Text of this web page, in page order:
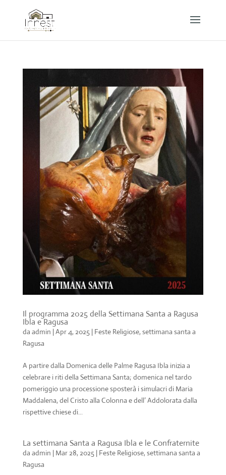
Il programma 2025 della Settimana Santa a Ragusa
Ibla e Ragusa
da admin |Apr 4, 2025| Feste Religiose, settimana santa a
Ragusa
A partire dalla Domenica delle Palme Ragusa Ibla inizia a
celebrare i riti della Settimana Santa; domenica nel tardo
pomeriggio una processione sposterà i simulacri di Maria
Maddalena, del Cristo alla Colonna e dell’ Addolorata dalla
rispettive chiese di...
La settimana Santa a Ragusa Ibla e le Confraternite
da admin | Mar 28, 2025| Feste Religiose, settimana santa a
Ragusa